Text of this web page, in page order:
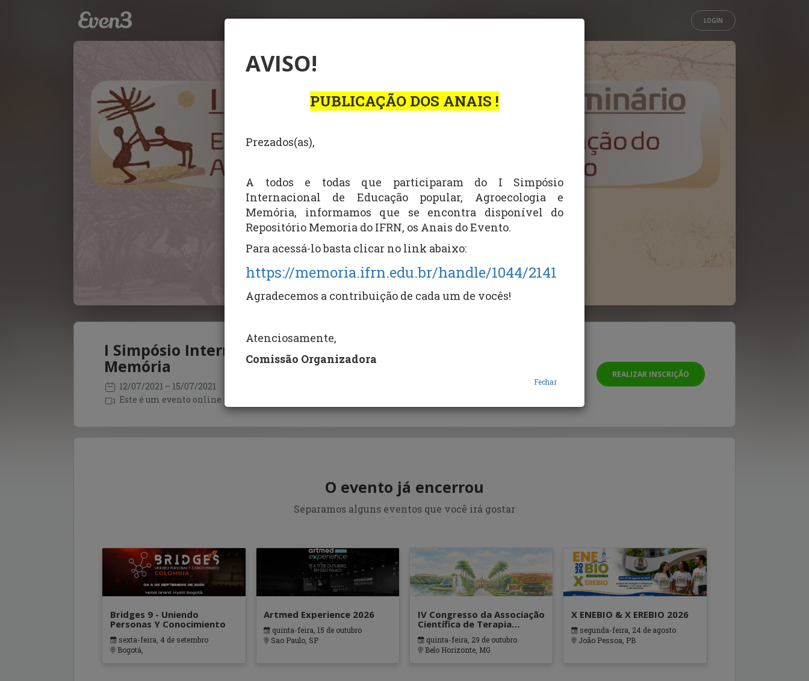
AVISO!
PUBLICAÇÃO DOS ANAIS !
Prezados(as),
A todos e todas que participaram do I Simpósio
Internacional de Educação popular, Agroecologia e
Memória, informamos que se encontra disponível do
Repositório Memoria do IFRN, os Anais do Evento.
Para acessá-lo basta clicar no link abaixo:
https://memoria.ifrn.edu.br/handle/1044/2141
Agradecemos a contribuição de cada um de vocês!
Atenciosamente,
Comissão Organizadora
Fechar
LOGIN
I Simpósio Internacional de Educação Popular, Agroecologia e
Memória
12/07/2021 – 15/07/2021
Este é um evento online
REALIZAR INSCRIÇÃO
O evento já encerrou
Separamos alguns eventos que você irá gostar
Bridges 9 - Uniendo
Personas Y Conocimiento
sexta-feira, 4 de setembro
Bogotá,
Artmed Experience 2026
quinta-feira, 15 de outubro
Sao Paulo, SP
IV Congresso da Associação
Científica de Terapia
Ocupacional em Contextos
Hospitalares e Cuidados
Paliativos - ATOHOSP
quinta-feira, 29 de outubro
Belo Horizonte, MG
X ENEBIO & X EREBIO 2026
segunda-feira, 24 de agosto
João Pessoa, PB